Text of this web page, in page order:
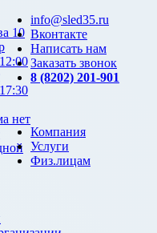
10
нет
info@sled35.ru
Вконтакте
Написать нам
Заказать звонок
8 (8202) 201-901
Компания
Услуги
Физ.лицам